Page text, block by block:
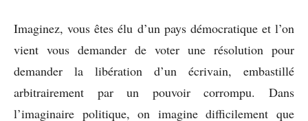
Imaginez, vous êtes élu d’un pays démocratique et l’on
vient vous demander de voter une résolution pour
demander la libération d’un écrivain, embastillé
arbitrairement par un pouvoir corrompu. Dans
l’imaginaire politique, on imagine difficilement que